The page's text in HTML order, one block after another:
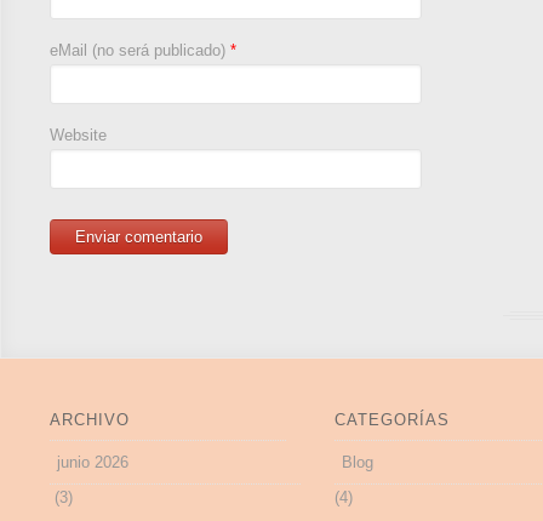
eMail (no será publicado) *
Website
ARCHIVO
junio 2026
(3)
CATEGORÍAS
Blog
(4)